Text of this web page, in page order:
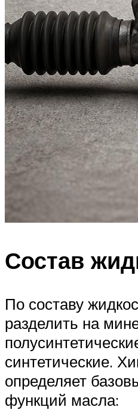
Состав
По составу
разделить на
синтетические.
определяет
функций масла: